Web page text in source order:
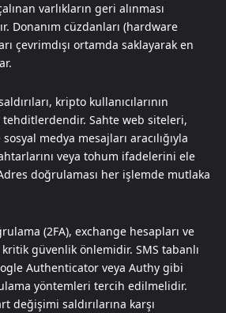
varlıkların geri alınması
Donanım cüzdanları (hardware
çevrimdışı ortamda saklayarak en
kripto kullanıcılarının
tehditlerdendir. Sahte web siteleri,
medya mesajları aracılığıyla
veya tohum ifadelerini ele
doğrulaması her işlemde mutlaka
(2FA), exchange hesapları ve
güvenlik önlemidir. SMS tabanlı
Authenticator veya Authy gibi
yöntemleri tercih edilmelidir.
değişimi saldırılarına karşı